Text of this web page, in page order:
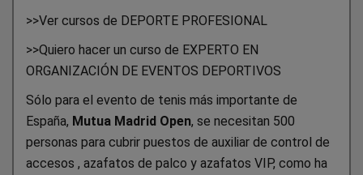
>>Ver cursos de DEPORTE PROFESIONAL
>>Quiero hacer un curso de EXPERTO EN
ORGANIZACIÓN DE EVENTOS DEPORTIVOS
Sólo para el evento de tenis más importante de
España, Mutua Madrid Open, se necesitan 500
personas para cubrir puestos de auxiliar de control de
accesos , azafatos de palco y azafatos VIP, como ha